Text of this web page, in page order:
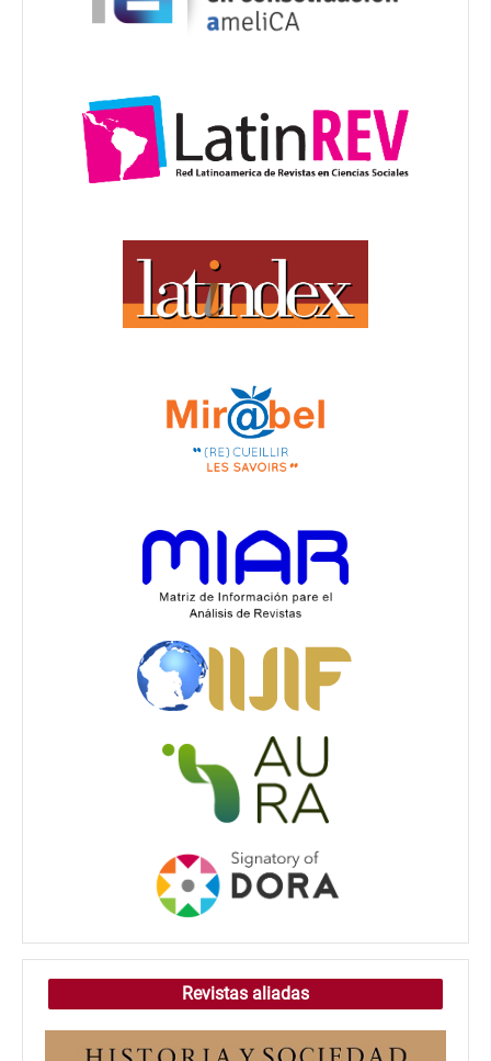
Revistas aliadas